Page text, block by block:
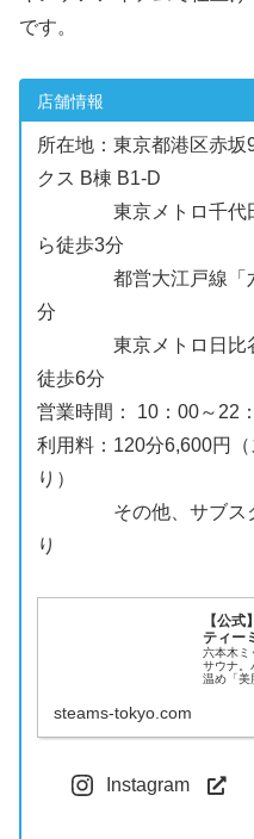
です。
店舗情報
所在地：東京都港区赤
クス B棟 B1-D
東京メトロ千代
ら徒歩3分
都営大江戸線「六
分
東京メトロ日比谷
徒歩6分
営業時間： 10：00～22
利用料：120分6,600円
り）
その他、サブスク
り
【公
ティー
六本木ミ
サウナ。
温め「美
steams-tokyo.com
Instagram